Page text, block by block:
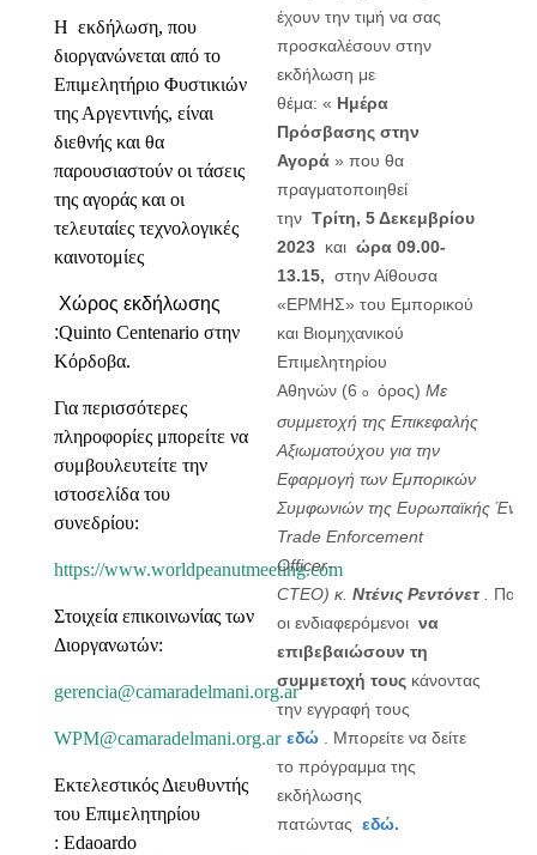
Η εκδήλωση, που
διοργανώνεται από το
Επιμελητήριο Φυστικιών
της Αργεντινής, είναι
διεθνής και θα
παρουσιαστούν οι τάσεις
της αγοράς και οι
τελευταίες τεχνολογικές
καινοτομίες
Χώρος εκδήλωσης
:Quinto Centenario στην
Κόρδοβα.
Για περισσότερες
πληροφορίες μπορείτε να
συμβουλευτείτε την
ιστοσελίδα του
συνεδρίου:
https://www.worldpeanutmeeting.com
Στοιχεία επικοινωνίας των
Διοργανωτών:
gerencia@camaradelmani.org.ar
WPM@camaradelmani.org.ar
Εκτελεστικός Διευθυντής
του Επιμελητηρίου
: Edaoardo
έχουν την τιμή να σας
προσκαλέσουν στην
εκδήλωση με
θέμα:« Ημέρα
Πρόσβασης στην
Αγορά»που θα
πραγματοποιηθεί
τηνΤρίτη, 5 Δεκεμβρίου
2023 καιώρα 09.00-
13.15,στην Αίθουσα
«ΕΡΜΗΣ» του Εμπορικού
και Βιομηχανικού
Επιμελητηρίου
Αθηνών (6ο όρος)Με
συμμετοχήτης Επικεφαλής
Αξιωματούχου για την
Εφαρμογή των Εμπορικών
ΣυμφωνιώντηςΕυρωπαϊκής
Trade Enforcement
Officer-
CTEO)κ.ΝτένιςΡεντόνετ.
οι ενδιαφερόμενοινα
επιβεβαιώσουν τη
συμμετοχή τους κάνοντας
την εγγραφή τους
εδώ
Μπορείτε να δείτε
το πρόγραμμα της
εκδήλωσης
πατώνταςεδώ.